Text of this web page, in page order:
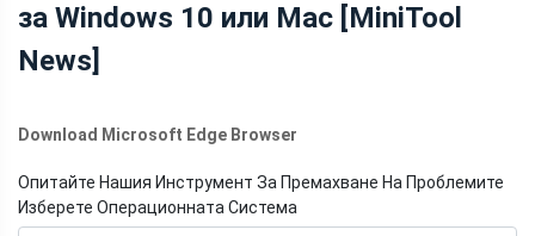
за Windows 10 или Mac [MiniTool
News]
Download Microsoft Edge Browser
Опитайте Нашия Инструмент За Премахване На Проблемите
Изберете Операционната Система